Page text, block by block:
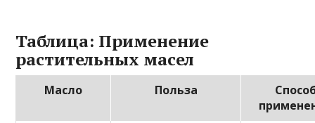
Таблица: Применение
растительных масел
Масло Польза